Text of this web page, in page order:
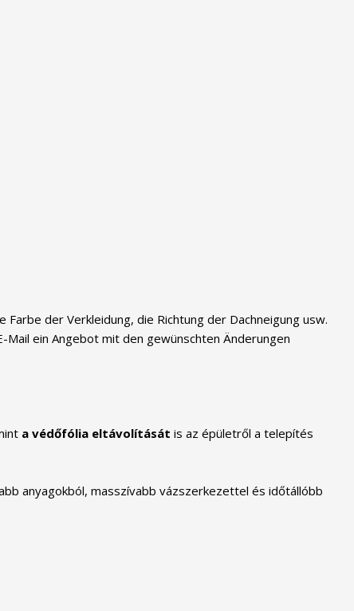
der Verkleidung, die Richtung der Dachneigung usw.
ein Angebot mit den gewünschten Änderungen
a védőfólia eltávolítását is az épületről a telepítés
anyagokból, masszívabb vázszerkezettel és időtállóbb